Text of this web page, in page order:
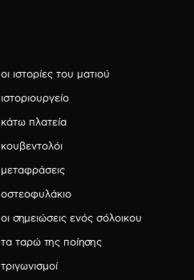
οι ιστορίες του ματιού
ιστοριουργείο
κάτω πλατεία
κουβεντολόι
μεταφράσεις
οστεοφυλάκιο
οι σημειώσεις ενός σόλοικου
τα ταρώ της ποίησης
τριγωνισμοί